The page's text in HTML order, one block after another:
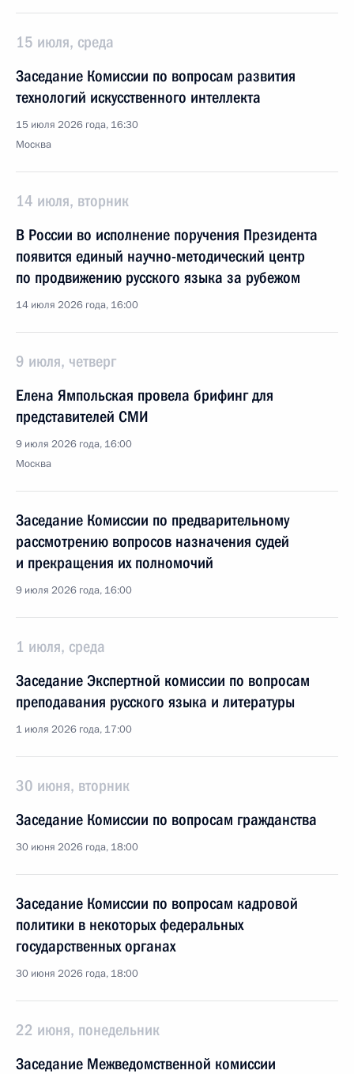
15 июля, среда
Заседание Комиссии по вопросам развития
технологий искусственного интеллекта
15 июля 2026 года, 16:30
Москва
14 июля, вторник
В России во исполнение поручения Президента
появится единый научно-методический центр
по продвижению русского языка за рубежом
14 июля 2026 года, 16:00
9 июля, четверг
Елена Ямпольская провела брифинг для
представителей СМИ
9 июля 2026 года, 16:00
Москва
Заседание Комиссии по предварительному
рассмотрению вопросов назначения судей
и прекращения их полномочий
9 июля 2026 года, 16:00
1 июля, среда
Заседание Экспертной комиссии по вопросам
преподавания русского языка и литературы
1 июля 2026 года, 17:00
30 июня, вторник
Заседание Комиссии по вопросам гражданства
30 июня 2026 года, 18:00
Заседание Комиссии по вопросам кадровой
политики в некоторых федеральных
государственных органах
30 июня 2026 года, 18:00
22 июня, понедельник
Заседание Межведомственной комиссии